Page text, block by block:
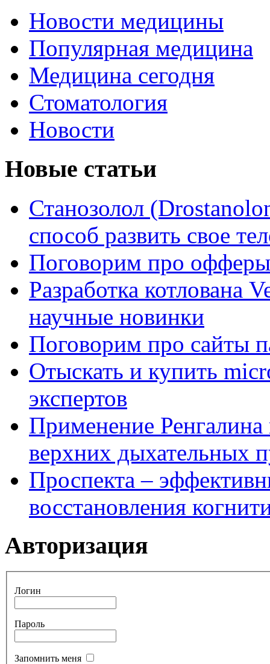
Новости медицины
Популярная медицина
Медицина сегодня
Стоматология
Новости
Новые статьи
Станозолол
способ развить свое
Поговорим про
Разработка котлована
научные новинки
Поговорим про сайты
Отыскать и купить
экспертов
Применение Ренгалина
верхних дыхательных
Проспекта –
восстановления
Авторизация
Логин
Пароль
Запомнить меня